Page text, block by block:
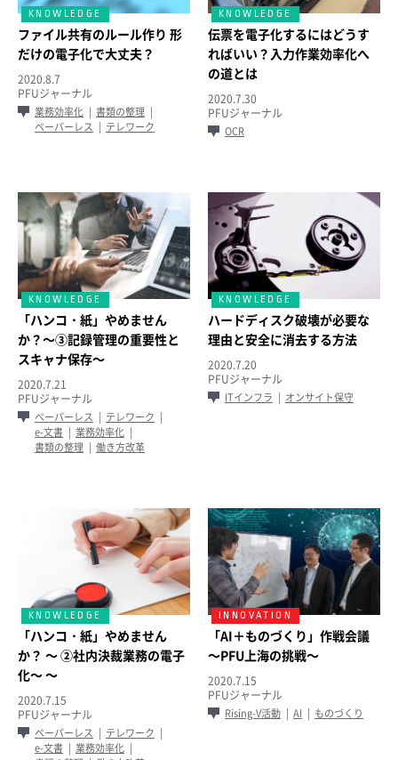
ファイル共有のルール作り 形
だけの電子化で大丈夫？
2020.8.7
PFUジャーナル
業務効率化
書類の整理
ペーパーレス
テレワーク
伝票を電子化するにはどうす
ればいい？入力作業効率化へ
の道とは
2020.7.30
PFUジャーナル
OCR
「ハンコ・紙」やめません
か？～③記録管理の重要性と
スキャナ保存～
2020.7.21
PFUジャーナル
ペーパーレス
テレワーク
e-文書
業務効率化
書類の整理
働き方改革
ハードディスク破壊が必要な
理由と安全に消去する方法
2020.7.20
PFUジャーナル
ITインフラ オンサイト保守
「ハンコ・紙」やめません
か？ ～ ②社内決裁業務の電子
化～ ～
2020.7.15
PFUジャーナル
ペーパーレス
テレワーク
e-文書
業務効率化
「AI＋ものづくり」作戦会議
～PFU上海の挑戦～
2020.7.15
PFUジャーナル
Rising-V活動 AI ものづくり